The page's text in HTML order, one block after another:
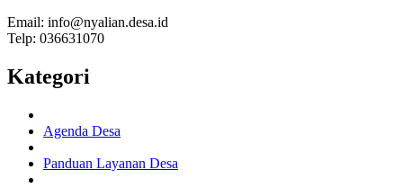
Email: info@nyalian.desa.id
Telp: 036631070
Kategori
Agenda Desa
Panduan Layanan Desa